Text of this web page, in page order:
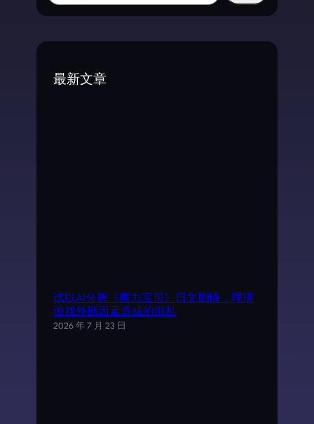
最新文章
试以AI分析《魔力宝贝》日文剧情，理清
游戏外部因素造成的混乱
2026 年 7 月 23 日